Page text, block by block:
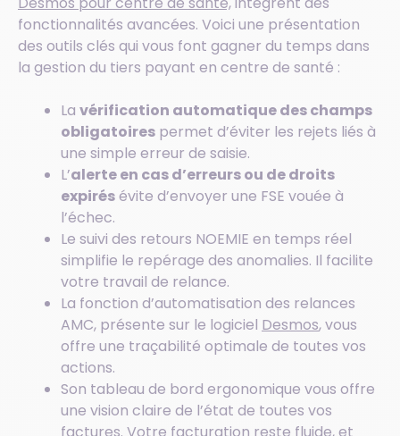
fonctionnalités avancées. Voici une présentation
des outils clés qui vous font gagner du temps dans
la gestion du tiers payant en centre de santé :
La vérification automatique des champs
obligatoires permet d’éviter les rejets liés à
une simple erreur de saisie.
L’alerte en cas d’erreurs ou de droits
expirésévite d’envoyer une FSE vouée à
l’échec.
Le suivi des retours NOEMIE en temps réel
simplifie le repérage des anomalies. Il facilite
votre travail de relance.
La fonction d’automatisation des relances
AMC, présente sur le logiciel Desmos, vous
offre une traçabilité optimale de toutes vos
actions.
Son tableau de bord ergonomique vous offre
une vision claire de l’état de toutes vos
factures. Votre facturation reste fluide, et